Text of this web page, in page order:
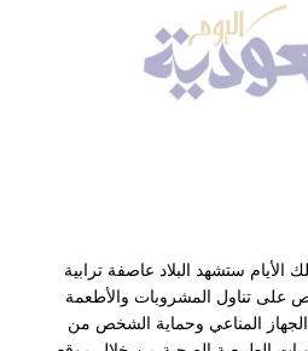
الأيام ستشهد البلاد عاصفة ترابية
على تناول المشروبات والأطعمة
المناعي وحماية الشخص من